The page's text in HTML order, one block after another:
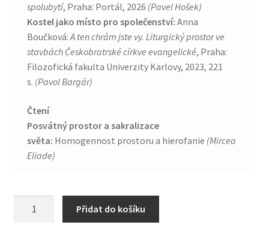
spolubytí, Praha: Portál, 2026 (Pavel Hošek)
Kostel jako místo pro společenství: Anna
Boučková:A ten chrám jste vy. Liturgický prostor ve
stavbách Českobratrské církve evangelické, Praha:
Filozofická fakulta Univerzity Karlovy, 2023, 221
s. (Pavol Bargár)
Čtení
Posvátný prostor a sakralizace
světa: Homogennost prostoru a hierofanie (Mircea
Eliade)
Přidat do košíku